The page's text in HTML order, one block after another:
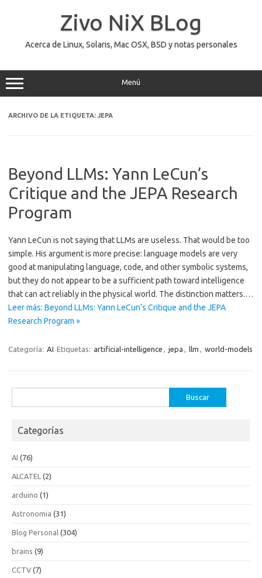
Zivo NiX BLog
Acerca de Linux, Solaris, Mac OSX, BSD y notas personales
Menú
ARCHIVO DE LA ETIQUETA: JEPA
Beyond LLMs: Yann LeCun’s
Critique and the JEPA Research
Program
Yann LeCun is not saying that LLMs are useless. That would be too
simple. His argument is more precise: language models are very
good at manipulating language, code, and other symbolic systems,
but they do not appear to be a sufficient path toward intelligence
that can act reliably in the physical world. The distinction matters.…
Leer más: Beyond LLMs: Yann LeCun’s Critique and the JEPA
Research Program »
Categoría: AI Etiquetas: artificial-intelligence , jepa , llm , world-models
Categorías
AI (76)
ALCATEL (2)
arduino (1)
Astronomia (31)
Blog Personal (304)
brains (9)
CCTV (7)